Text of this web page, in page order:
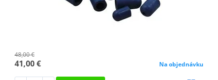
48,00 €
41,00 € Na objednávku